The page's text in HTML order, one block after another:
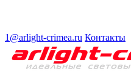
1@arlight-crimea.ru Контакты